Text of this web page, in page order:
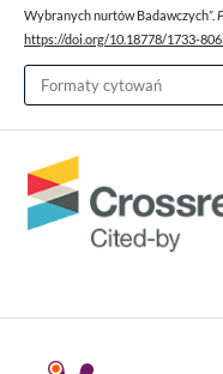
Wybranych nurtów Badawczych”.
https://doi.org/10.18778/1733-
Formaty cytowań